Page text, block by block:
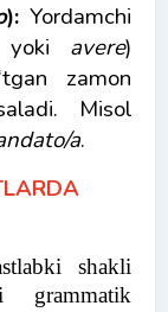
): Yordamchi
avere)
zamon
Misol
a.
shakli